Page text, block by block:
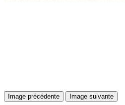
Image précédente Image suivante